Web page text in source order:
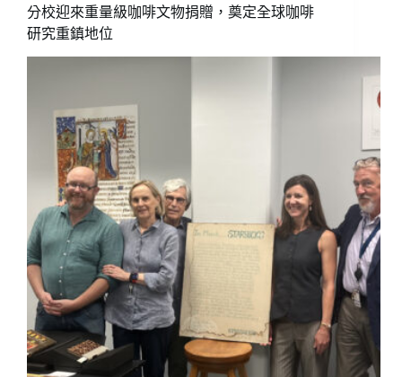
分校迎來重量級咖啡文物捐贈，奠定全球咖啡
研究重鎮地位